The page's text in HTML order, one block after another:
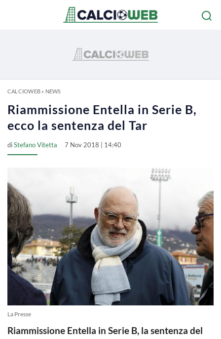
CALCIOWEB» NEWS
Riammissione Entella in Serie B,
ecco la sentenza del Tar
diStefano Vitetta 7 Nov 2018 | 14:40
La Presse
Riammissione Entella in Serie B, la sentenza del